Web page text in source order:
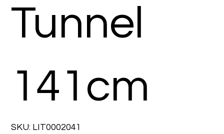
Tunnel
141cm
SKU: SKU
LIT0002041
LIT0002041